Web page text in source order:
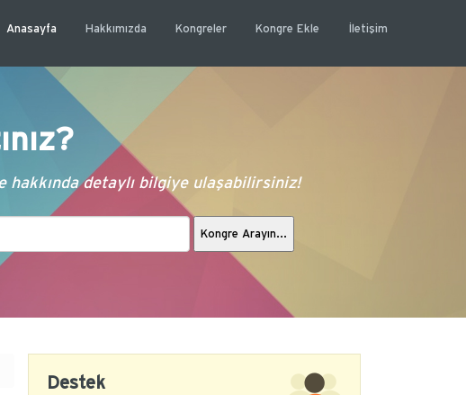
Anasayfa Hakkımızda Kongreler Kongre Ekle İletişim
hakkında detaylı bilgiye ulaşabilirsiniz!
Destek